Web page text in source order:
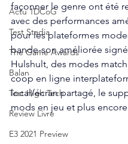
Actu 1DCoG
Test Stadia
The Game Awards
Balan
Test High Tech
Review Livre
E3 2021 Preview
façonner le genre ont été
avec des performances
pour les plateformes
bande-son améliorée
Hulshult, des modes
coop en ligne
local/écran partagé, le
mods en jeu et plus